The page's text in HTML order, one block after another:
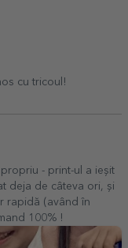
cu tricoul!
- print-ul a ieșit
deja de câteva ori, și
rapidă (având în
100% !